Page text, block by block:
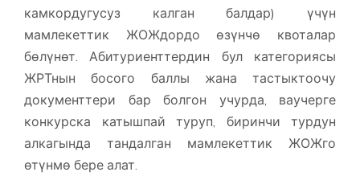
камкордугусуз калган балдар) үчүн
мамлекеттик ЖОЖдордо өзүнчө квоталар
бөлүнөт. Абитуриенттердин бул категориясы
ЖРТнын босого баллы жана тастыктоочу
документтери бар болгон учурда, ваучерге
конкурска катышпай туруп, биринчи турдун
алкагында тандалган мамлекеттик ЖОЖго
өтүнмө бере алат.